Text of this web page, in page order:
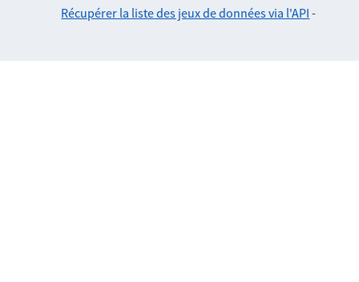
Récupérer la liste des jeux de données via l'API -